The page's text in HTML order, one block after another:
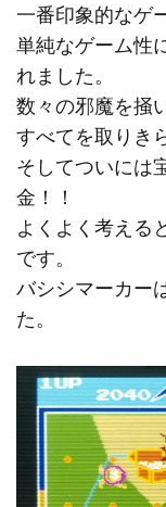
一番印象的なゲ
単純なゲーム性
れました。
数々の邪魔を掻
すべてを取りき
そしてついには
金！！
よくよく考える
です。
バシシマーカー
た。